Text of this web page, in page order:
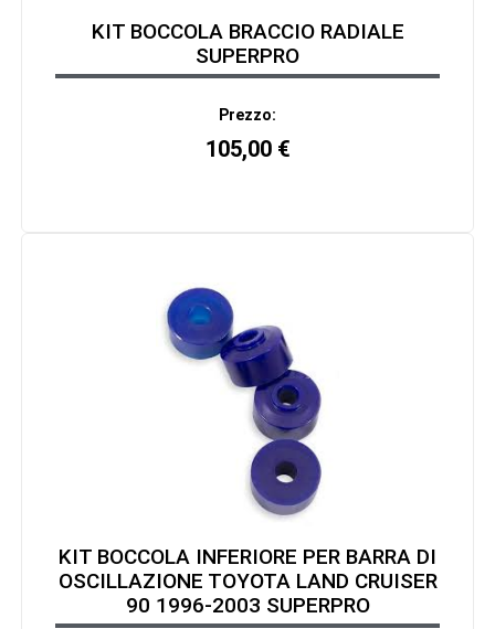
KIT BOCCOLA BRACCIO RADIALE
SUPERPRO
Prezzo:
105,00 €
KIT BOCCOLA INFERIORE PER BARRA DI
OSCILLAZIONE TOYOTA LAND CRUISER
90 1996-2003 SUPERPRO